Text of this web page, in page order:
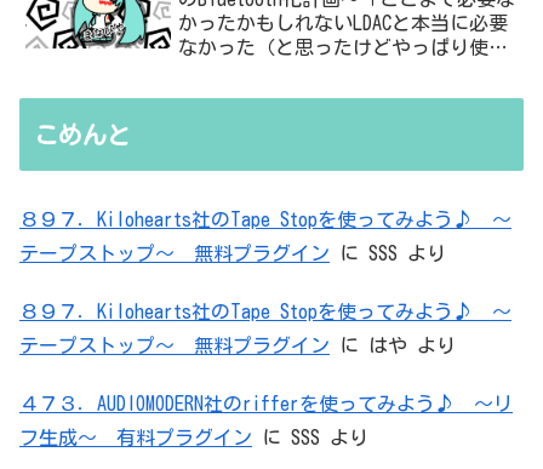
かったかもしれないLDACと本当に必要
なかった（と思ったけどやっぱり使っ
無駄を重ねた結論はシンプルだった
こめんと
８９７．Kilohearts社のTape Stopを使ってみよう♪ ～
テープストップ～ 無料プラグイン に SSS より
８９７．Kilohearts社のTape Stopを使ってみよう♪ ～
テープストップ～ 無料プラグイン に はや より
４７３．AUDIOMODERN社のrifferを使ってみよう♪ ～リ
フ生成～ 有料プラグイン に SSS より